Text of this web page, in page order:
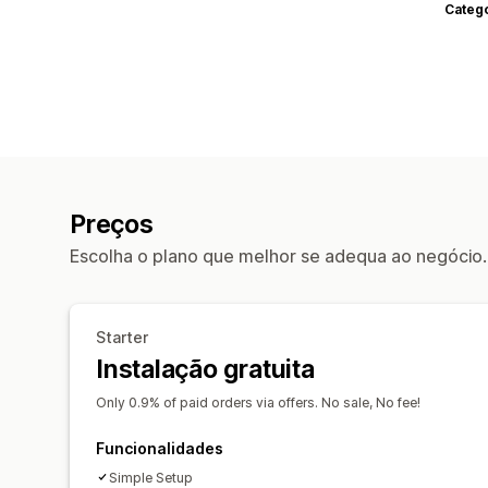
Preços
Escolha o plano que melhor se adequa ao negócio.
Starter
Instalação gratuita
Only 0.9% of paid orders via offers. No sale, No fee!
Funcionalidades
Simple Setup